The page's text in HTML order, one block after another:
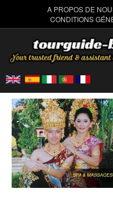
A PROPOS DE
CONDITIONS